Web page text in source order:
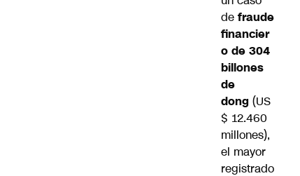
de fraude
financier
o de 304
billones
de
dong (US
$ 12.460
millones),
el mayor
registrado